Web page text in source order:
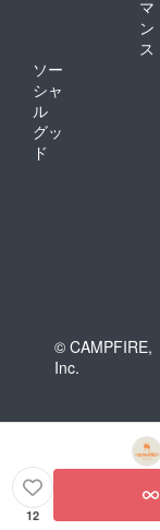
マ
ン
ス
ソー
シャ
ル
グッ
ド
© CAMPFIRE,
Inc.
12